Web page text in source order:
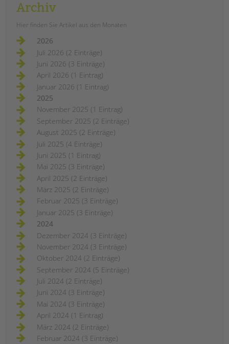
Archiv
Hier finden Sie Artikel aus den Monaten
2026
Juli 2026 (2 Einträge)
Juni 2026 (3 Einträge)
April 2026 (1 Eintrag)
Januar 2026 (1 Eintrag)
2025
November 2025 (1 Eintrag)
September 2025 (2 Einträge)
August 2025 (2 Einträge)
Juli 2025 (4 Einträge)
Juni 2025 (1 Eintrag)
Mai 2025 (3 Einträge)
April 2025 (2 Einträge)
März 2025 (2 Einträge)
Februar 2025 (3 Einträge)
Januar 2025 (3 Einträge)
2024
Dezember 2024 (3 Einträge)
November 2024 (3 Einträge)
Oktober 2024 (2 Einträge)
September 2024 (5 Einträge)
Juli 2024 (2 Einträge)
Juni 2024 (3 Einträge)
Mai 2024 (3 Einträge)
April 2024 (1 Eintrag)
März 2024 (2 Einträge)
Februar 2024 (3 Einträge)